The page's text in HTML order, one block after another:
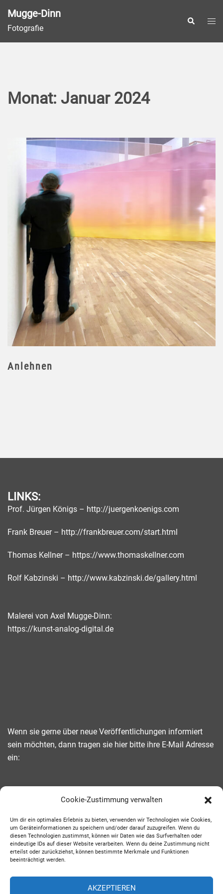
Cookie-Zustimmung verwalten
Um dir ein optimales Erlebnis zu bieten, verwenden wir Technologien wie Cookies,
um Geräteinformationen zu speichern und/oder darauf zuzugreifen. Wenn du
diesen Technologien zustimmst, können wir Daten wie das Surfverhalten oder
eindeutige IDs auf dieser Website verarbeiten. Wenn du deine Zustimmung nicht
erteilst oder zurückziehst, können bestimmte Merkmale und Funktionen
beeinträchtigt werden.
AKZEPTIEREN
Inhalt
springen
Mugge-Dinn
Fotografie
Suche
Monat: Januar 2024
Anlehnen
LINKS:
Prof. Jürgen Königs – http://juergenkoenigs.com
Frank Breuer – http://frankbreuer.com/start.html
Thomas Kellner – https://www.thomaskellner.com
Rolf Kabzinski – http://www.kabzinski.de/gallery.html
Malerei von Axel Mugge-Dinn:
https://kunst-analog-digital.de
Wenn sie gerne über neue Veröffentlichungen informiert
sein möchten, dann tragen sie hier bitte ihre E-Mail Adresse
ein:
Gib deine E-Mail-Adresse ein ...
ABONNIEREN
Websites und Social Media:
Instagram